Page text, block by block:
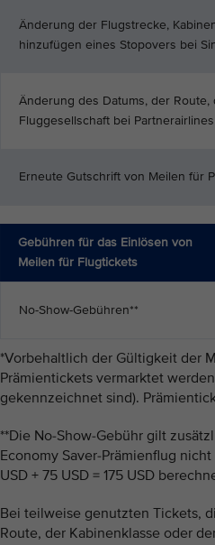
Änderung der Flugstrecke,
hinzufügen eines Stopovers bei
Änderung des Datums, der
Fluggesellschaft bei Partnerairlines
Erneute Gutschrift von Meilen für
Gebühren für das Einlösen von
Meilen für Flugtickets
No-Show-Gebühren**
*Vorbehaltlich der Gültigkeit der
Prämientickets vermarktet
gekennzeichnet sind).
**Die No-Show-Gebühr gilt
Economy Saver-Prämienflug
USD + 75 USD = 175 USD
Bei teilweise genutzten Tickets,
Route, der Kabinenklasse oder